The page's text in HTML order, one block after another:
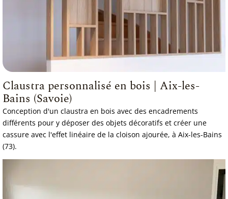
Claustra personnalisé en bois | Aix-les-
Bains (Savoie)
Conception d'un claustra en bois avec des encadrements
différents pour y déposer des objets décoratifs et créer une
cassure avec l'effet linéaire de la cloison ajourée, à Aix-les-Bains
(73).